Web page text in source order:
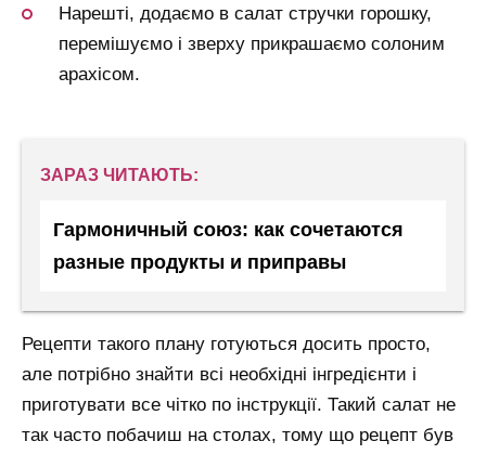
Нарешті, додаємо в салат стручки горошку,
перемішуємо і зверху прикрашаємо солоним
арахісом.
ЗАРАЗ ЧИТАЮТЬ:
Гармоничный союз: как сочетаются
разные продукты и приправы
Рецепти такого плану готуються досить просто,
але потрібно знайти всі необхідні інгредієнти і
приготувати все чітко по інструкції. Такий салат не
так часто побачиш на столах, тому що рецепт був